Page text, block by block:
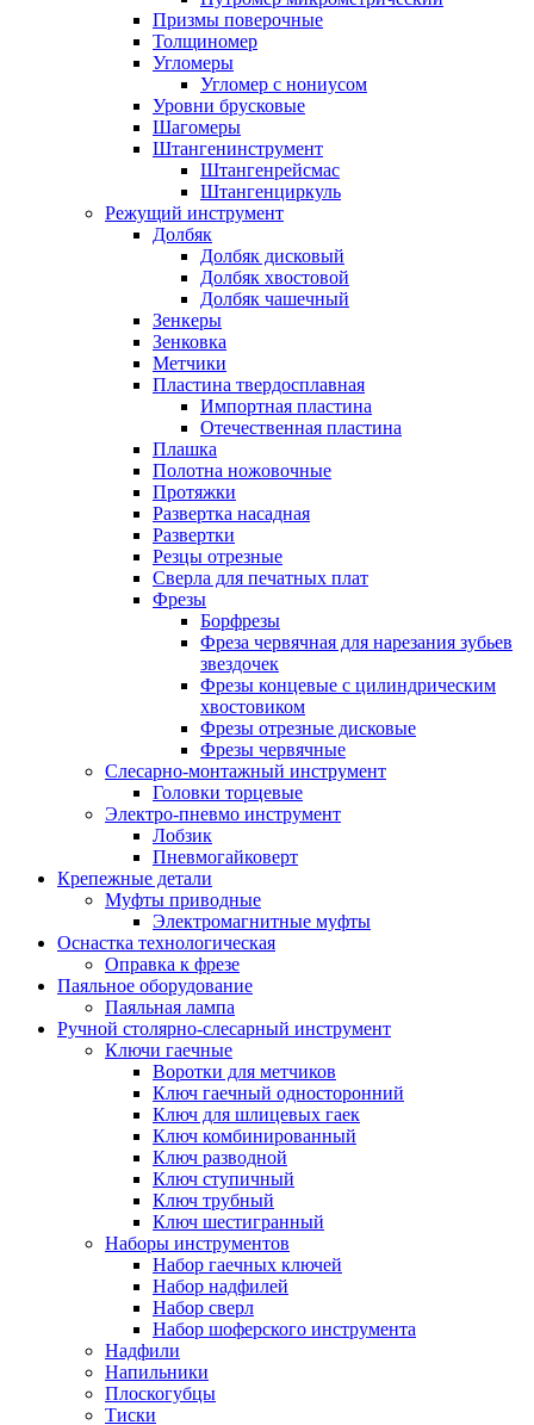
Призмы поверочные
Толщиномер
Угломеры
Угломер с нониусом
Уровни брусковые
Шагомеры
Штангенинструмент
Штангенрейсмас
Штангенциркуль
Режущий инструмент
Долбяк
Долбяк дисковый
Долбяк хвостовой
Долбяк чашечный
Зенкеры
Зенковка
Метчики
Пластина твердосплавная
Импортная пластина
Отечественная пластина
Плашка
Полотна ножовочные
Протяжки
Развертка насадная
Развертки
Резцы отрезные
Сверла для печатных плат
Фрезы
Борфрезы
Фреза червячная для нарезания зубьев
звездочек
Фрезы концевые с цилиндрическим
хвостовиком
Фрезы отрезные дисковые
Фрезы червячные
Слесарно-монтажный инструмент
Головки торцевые
Электро-пневмо инструмент
Лобзик
Пневмогайковерт
Крепежные детали
Муфты приводные
Электромагнитные муфты
Оснастка технологическая
Оправка к фрезе
Паяльное оборудование
Паяльная лампа
Ручной столярно-слесарный инструмент
Ключи гаечные
Воротки для метчиков
Ключ гаечный односторонний
Ключ для шлицевых гаек
Ключ комбинированный
Ключ разводной
Ключ ступичный
Ключ трубный
Ключ шестигранный
Наборы инструментов
Набор гаечных ключей
Набор надфилей
Набор сверл
Набор шоферского инструмента
Надфили
Напильники
Плоскогубцы
Тиски